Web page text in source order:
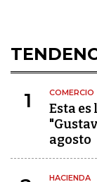
1 COMERCIO
Esta
agosto
HACIENDA